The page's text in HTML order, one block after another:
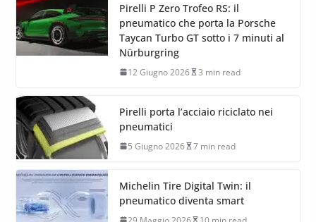
Pirelli P Zero Trofeo RS: il
pneumatico che porta la Porsche
Taycan Turbo GT sotto i 7 minuti al
Nürburgring
12 Giugno 2026 3 min read
Pirelli porta l’acciaio riciclato nei
pneumatici
5 Giugno 2026 7 min read
Michelin Tire Digital Twin: il
pneumatico diventa smart